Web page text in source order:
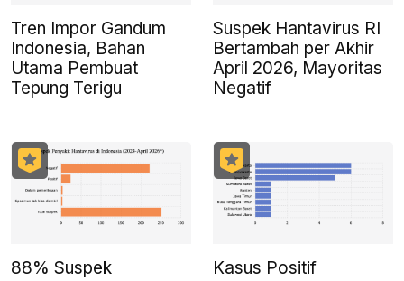
Tren Impor Gandum
Indonesia, Bahan
Utama Pembuat
Tepung Terigu
Suspek Hantavirus RI
Bertambah per Akhir
April 2026, Mayoritas
Negatif
88% Suspek
Kasus Positif